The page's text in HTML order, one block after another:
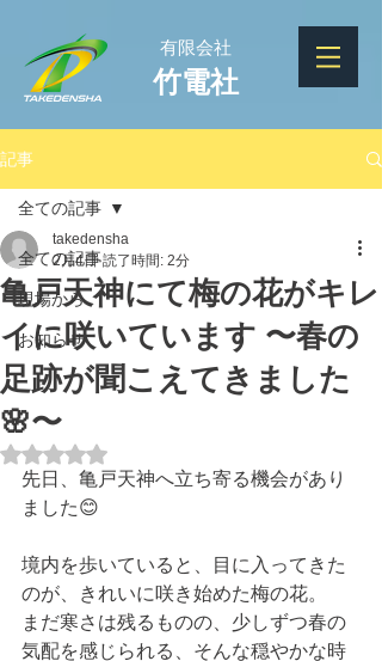
有限会社
竹電社
記事
全ての記事
現場から
お知らせ
全ての記事
亀戸天神にて梅の花がキレ
イに咲いています 〜春の
足跡が聞こえてきました
🌸〜
takedensha
2月4日 読了時間: 2分
5つ星のうちNaNと評価されています。
先日、亀戸天神へ立ち寄る機会があり
ました😊
境内を歩いていると、目に入ってきた
のが、きれいに咲き始めた梅の花。
まだ寒さは残るものの、少しずつ春の
気配を感じられる、そんな穏やかな時